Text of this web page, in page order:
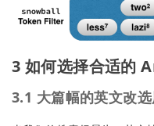
3 如何选择合适的
3.1 大篇幅的英文改